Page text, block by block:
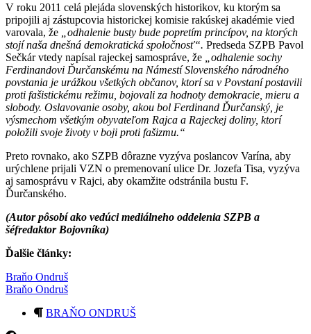
V roku 2011 celá plejáda slovenských historikov, ku ktorým sa
pripojili aj zástupcovia historickej komisie rakúskej akadémie vied
varovala, že
„odhalenie busty bude popretím princípov, na ktorých
stojí naša dnešná demokratická spoločnosť“. Predseda SZPB Pavol
Sečkár vtedy napísal rajeckej samospráve, že
„odhalenie sochy
Ferdinandovi Ďurčanskému na Námestí Slovenského národného
povstania je urážkou všetkých občanov, ktorí sa v Povstaní postavili
proti fašistickému režimu, bojovali za hodnoty demokracie, mieru a
slobody. Oslavovanie osoby, akou bol Ferdinand Ďurčanský, je
výsmechom všetkým obyvateľom Rajca a Rajeckej doliny, ktorí
položili svoje životy v boji proti fašizmu.“
Preto rovnako, ako SZPB dôrazne vyzýva poslancov Varína, aby
urýchlene prijali VZN o premenovaní ulice Dr. Jozefa Tisa, vyzýva
aj samosprávu v Rajci, aby okamžite odstránila bustu F.
Ďurčanského.
(Autor pôsobí ako vedúci mediálneho oddelenia SZPB a
šéfredaktor Bojovníka)
Ďalšie články:
Braňo Ondruš
Braňo Ondruš
BRAŇO ONDRUŠ